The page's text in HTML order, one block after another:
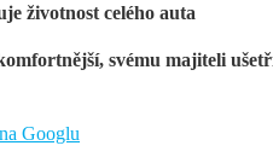
životnost celého auta
svému majiteli
Googlu